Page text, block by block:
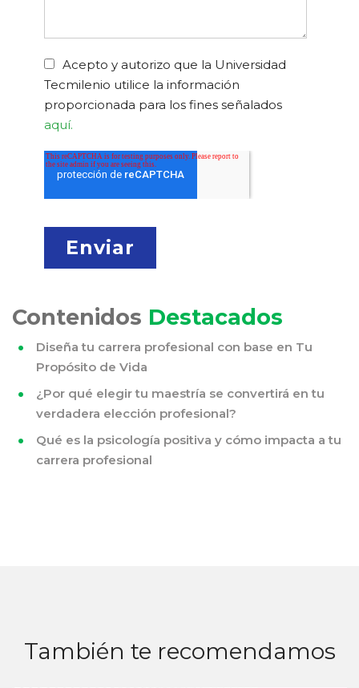
Acepto y autorizo que la Universidad
Tecmilenio utilice la información
proporcionada para los fines señalados
aquí.
Contenidos Destacados
Diseña tu carrera profesional con base en Tu
Propósito de Vida
¿Por qué elegir tu maestría se convertirá en tu
verdadera elección profesional?
Qué es la psicología positiva y cómo impacta a tu
carrera profesional
También te recomendamos